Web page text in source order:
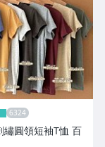
圓領短袖T恤 百